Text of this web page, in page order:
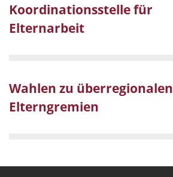
Koordinationsstelle für
Elternarbeit
Wahlen zu überregionalen
Elterngremien